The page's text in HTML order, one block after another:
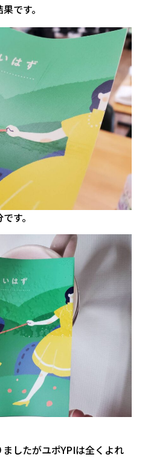
です。
す。
したがユポYPIは全くよれ